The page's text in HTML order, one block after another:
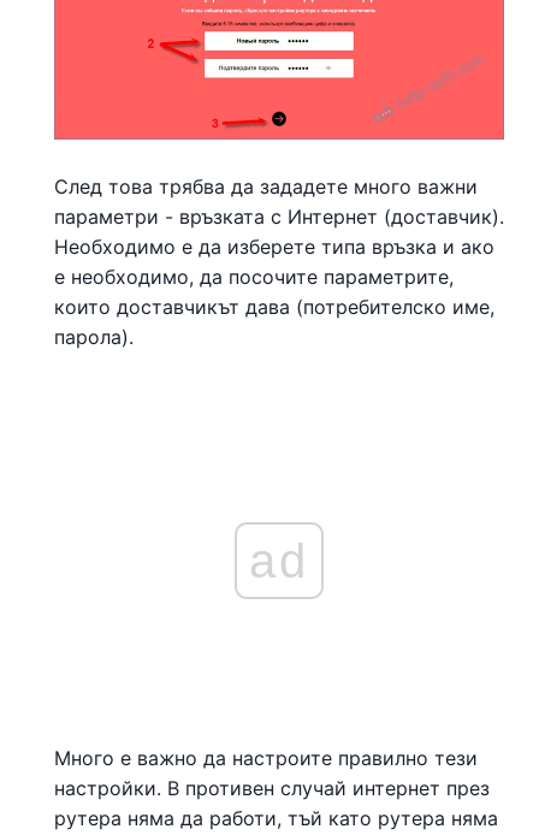
След това трябва да зададете много важни
параметри - връзката с Интернет (доставчик).
Необходимо е да изберете типа връзка и ако
е необходимо, да посочите параметрите,
които доставчикът дава (потребителско име,
парола).
ad
Много е важно да настроите правилно тези
настройки. В противен случай интернет през
рутера няма да работи, тъй като рутера няма